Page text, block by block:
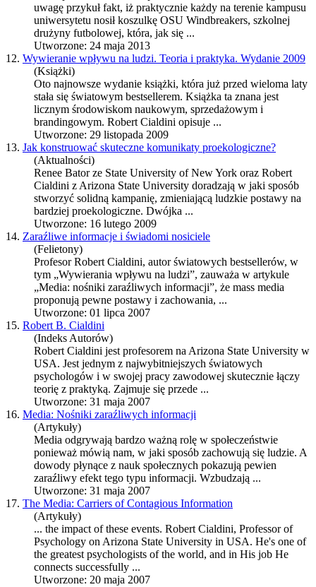
uwagę przykuł fakt, iż praktycznie każdy na terenie kampusu
uniwersytetu nosił koszulkę OSU Windbreakers, szkolnej
drużyny futbolowej, która, jak się ...
Utworzone: 24 maja 2013
12. Wywieranie wpływu na ludzi. Teoria i praktyka. Wydanie 2009
(Książki)
Oto najnowsze wydanie książki, która już przed wieloma laty
stała się światowym bestsellerem. Książka ta znana jest
licznym środowiskom naukowym, sprzedażowym i
brandingowym. Robert Cialdini opisuje ...
Utworzone: 29 listopada 2009
13. Jak konstruować skuteczne komunikaty proekologiczne?
(Aktualności)
Renee Bator ze State University of New York oraz Robert
Cialdini z Arizona State University doradzają w jaki sposób
stworzyć solidną kampanię, zmieniającą ludzkie postawy na
bardziej proekologiczne. Dwójka ...
Utworzone: 16 lutego 2009
14. Zaraźliwe informacje i świadomi nosiciele
(Felietony)
ProfesorRobert Cialdini, autor światowych bestsellerów, w
tym „Wywierania wpływu na ludzi”, zauważa w artykule
„Media: nośniki zaraźliwych informacji”, że mass media
proponują pewne postawy i zachowania, ...
Utworzone: 01 lipca 2007
15. Robert B. Cialdini
(Indeks Autorów)
Robert Cialdini jest profesorem na Arizona State University w
USA. Jest jednym z najwybitniejszych światowych
psychologów i w swojej pracy zawodowej skutecznie łączy
teorię z praktyką. Zajmuje się przede ...
Utworzone: 31 maja 2007
16. Media: Nośniki zaraźliwych informacji
(Artykuły)
Media odgrywają bardzo ważną rolę w społeczeństwie
ponieważ mówią nam, w jaki sposób zachowują się ludzie. A
dowody płynące z nauk społecznych pokazują pewien
zaraźliwy efekt tego typu informacji. Wzbudzają ...
Utworzone: 31 maja 2007
17. The Media: Carriers of Contagious Information
(Artykuły)
... the impact of these events. Robert Cialdini, Professor of
Psychology on Arizona State University in USA. He's one of
the greatest psychologists of the world, and in His job He
connects successfully ...
Utworzone: 20 maja 2007